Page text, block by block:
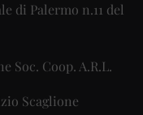
di Palermo n.11 del
Soc. Coop. A.R.L.
Scaglione